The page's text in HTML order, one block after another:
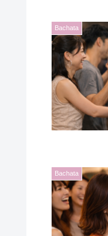
Bachata
Bachata